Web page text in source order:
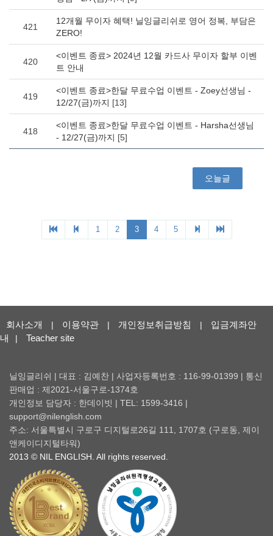
회사소개 | 이용약관 | 개인정보취급방침 |
입금계좌안
내
| Teacher site
닐잉글리쉬 | 대표 : 김예찬 | 사업자등록번호 : 116-99-01399 | 통신
판매업 : 제2021-서울구로-1374호
개인정보 담당자 : 한데이빗 | TEL: 1599-3416 |
support@nilenglish.com
주소: 서울특별시 구로구 디지털로26길 111, 1707호 (구로동, 제이
앤케이디지털타워)
2013 © NIL ENGLISH. All rights reserved.